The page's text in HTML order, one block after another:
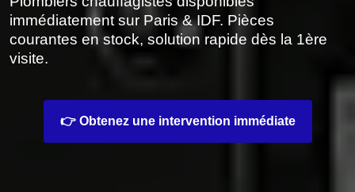
immédiatement sur Paris & IDF. Pièces
courantes en stock, solution rapide dès la 1ère
visite.
👉 Obtenez une intervention immédiate